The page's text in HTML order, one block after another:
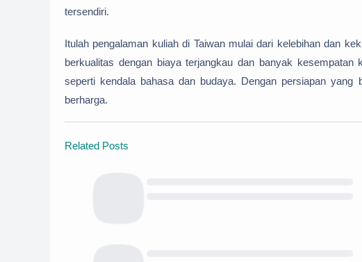
tersendiri.
Itulah pengalaman kuliah di Taiwan mulai dari kelebihan dan
berkualitas dengan biaya terjangkau dan banyak
seperti kendala bahasa dan budaya. Dengan persiapan
berharga.
Related Posts